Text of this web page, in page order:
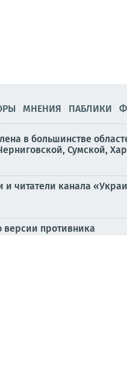
МНЕНИЯ ПАБЛИКИ
в большинстве
Сумской,
читатели канала
версии противника